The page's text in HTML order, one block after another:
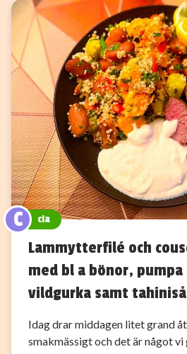
C cia
Lammytterfilé och
med bl a bönor,
vildgurka samt
Idag drar middagen litet grand
smakmässigt och det är något vi